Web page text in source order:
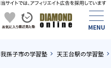
我孫子市の学習塾 天王台駅の学習塾